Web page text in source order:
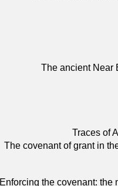
The ancient Near
Traces of
The covenant of grant in
Enforcing the covenant: